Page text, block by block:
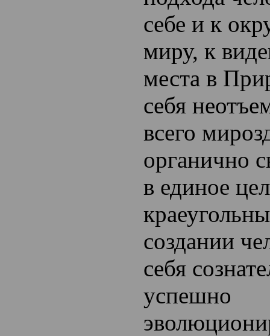
себе и к
миру, к
места в
себя
всего
органично
в единое
создании
себя
успешно